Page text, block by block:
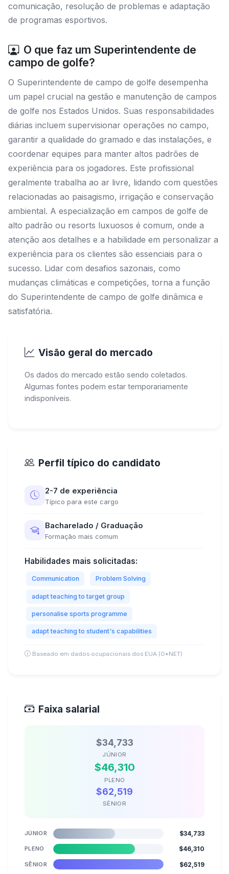
comunicação, resolução de problemas e adaptação
de programas esportivos.
O que faz um Superintendente de
campo de golfe?
O Superintendente de campo de golfe desempenha
um papel crucial na gestão e manutenção de campos
de golfe nos Estados Unidos. Suas responsabilidades
diárias incluem supervisionar operações no campo,
garantir a qualidade do gramado e das instalações, e
coordenar equipes para manter altos padrões de
experiência para os jogadores. Este profissional
geralmente trabalha ao ar livre, lidando com questões
relacionadas ao paisagismo, irrigação e conservação
ambiental. A especialização em campos de golfe de
alto padrão ou resorts luxuosos é comum, onde a
atenção aos detalhes e a habilidade em personalizar a
experiência para os clientes são essenciais para o
sucesso. Lidar com desafios sazonais, como
mudanças climáticas e competições, torna a função
do Superintendente de campo de golfe dinâmica e
satisfatória.
Visão geral do mercado
Os dados do mercado estão sendo coletados.
Algumas fontes podem estar temporariamente
indisponíveis.
Perfil típico do candidato
2-7 de experiência
Típico para este cargo
Bacharelado / Graduação
Formação mais comum
Habilidades mais solicitadas:
Communication Problem Solving
adapt teaching to target group
personalise sports programme
adapt teaching to student's capabilities
Baseado em dados ocupacionais dos EUA (O*NET)
Faixa salarial
$34,733
JÚNIOR
$46,310
PLENO
$62,519
SÊNIOR
JÚNIOR $34,733
PLENO $46,310
SÊNIOR $62,519